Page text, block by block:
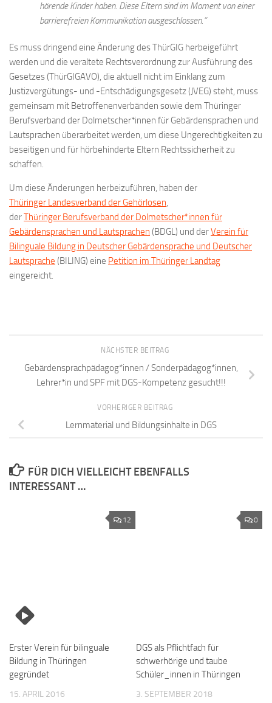
hörende Kinder haben. Diese Eltern sind im Moment von einer
barrierefreien Kommunikation ausgeschlossen.“
Es muss dringend eine Änderung des ThürGIG herbeigeführt
werden und die veraltete Rechtsverordnung zur Ausführung des
Gesetzes (ThürGIGAVO), die aktuell nicht im Einklang zum
Justizvergütungs- und -Entschädigungsgesetz (JVEG) steht, muss
gemeinsam mit Betroffenenverbänden sowie dem Thüringer
Berufsverband der Dolmetscher*innen für Gebärdensprachen und
Lautsprachen überarbeitet werden, um diese Ungerechtigkeiten zu
beseitigen und für hörbehinderte Eltern Rechtssicherheit zu
schaffen.
Um diese Änderungen herbeizuführen, haben der
Thüringer Landesverband der Gehörlosen,
derThüringer Berufsverband der Dolmetscher*innen für
Gebärdensprachen und Lautsprachen (BDGL) und derVerein für
Bilinguale Bildung in Deutscher Gebärdensprache und Deutscher
Lautsprache (BILING) eine Petition im Thüringer Landtag
eingereicht.
NÄCHSTER BEITRAG
Gebärdensprachpädagog*innen / Sonderpädagog*innen,
Lehrer*in und SPF mit DGS-Kompetenz gesucht!!!
VORHERIGER BEITRAG
Lernmaterial und Bildungsinhalte in DGS
FÜR DICH VIELLEICHT EBENFALLS
INTERESSANT …
12
Erster Verein für bilinguale
Bildung in Thüringen
gegründet
15. APRIL 2016
0
DGS als Pflichtfach für
schwerhörige und taube
Schüler_innen in Thüringen
3. SEPTEMBER 2018